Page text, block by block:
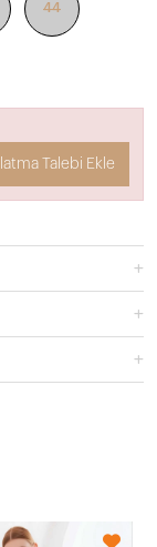
44
Talebi Ekle